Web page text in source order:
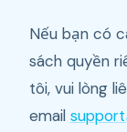
Nếu bạn có
sách quyền
tôi, vui lòng
email